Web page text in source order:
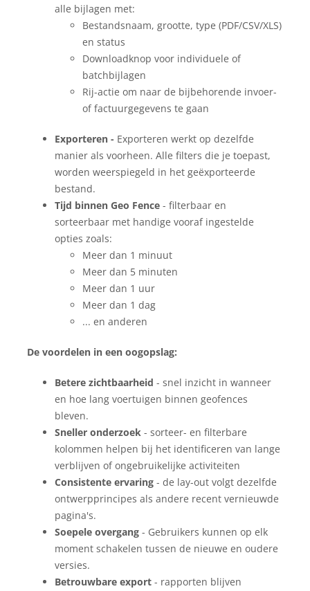
alle bijlagen met:
Bestandsnaam, grootte, type (PDF/CSV/XLS)
en status
Downloadknop voor individuele of
batchbijlagen
Rij-actie om naar de bijbehorende invoer-
of factuurgegevens te gaan
Exporteren - Exporteren werkt op dezelfde
manier als voorheen. Alle filters die je toepast,
worden weerspiegeld in het geëxporteerde
bestand.
Tijd binnen Geo Fence- filterbaar en
sorteerbaar met handige vooraf ingestelde
opties zoals:
Meer dan 1 minuut
Meer dan 5 minuten
Meer dan 1 uur
Meer dan 1 dag
... en anderen
De voordelen in een oogopslag:
Betere zichtbaarheid - snel inzicht in wanneer
en hoe lang voertuigen binnen geofences
bleven.
Sneller onderzoek- sorteer- en filterbare
kolommen helpen bij het identificeren van lange
verblijven of ongebruikelijke activiteiten
Consistente ervaring- de lay-out volgt dezelfde
ontwerpprincipes als andere recent vernieuwde
pagina's.
Soepele overgang- Gebruikers kunnen op elk
moment schakelen tussen de nieuwe en oudere
versies.
Betrouwbare export- rapporten blijven